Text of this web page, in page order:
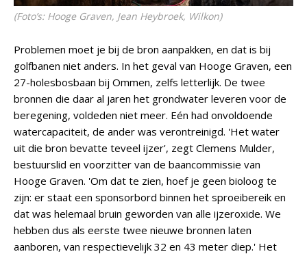
(Foto’s: Hooge Graven, Jean Heybroek, Wilkon)
Problemen moet je bij de bron aanpakken, en dat is bij
golfbanen niet anders. In het geval van Hooge Graven, een
27-holesbosbaan bij Ommen, zelfs letterlijk. De twee
bronnen die daar al jaren het grondwater leveren voor de
beregening, voldeden niet meer. Eén had onvoldoende
watercapaciteit, de ander was verontreinigd. 'Het water
uit die bron bevatte teveel ijzer', zegt Clemens Mulder,
bestuurslid en voorzitter van de baancommissie van
Hooge Graven. 'Om dat te zien, hoef je geen bioloog te
zijn: er staat een sponsorbord binnen het sproeibereik en
dat was helemaal bruin geworden van alle ijzeroxide. We
hebben dus als eerste twee nieuwe bronnen laten
aanboren, van respectievelijk 32 en 43 meter diep.' Het